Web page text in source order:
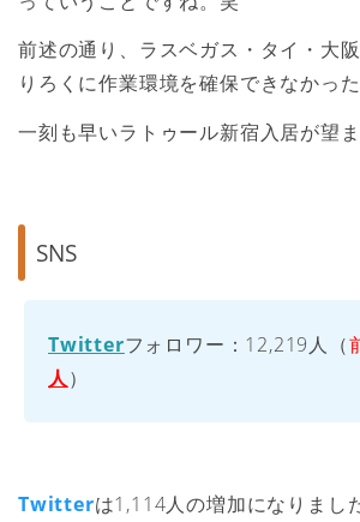
前述の通り、ラスベガス・タイ・大
りろくに作業環境を確保できなかった
一刻も早いラトゥール新宿入居が望
SNS
Twitterフォロワー：12,219人（
人）
Twitterは1,114人の増加になりまし